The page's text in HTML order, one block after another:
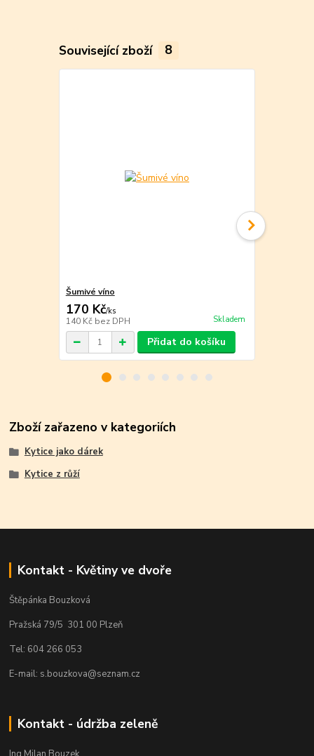
Související zboží 8
Šumivé víno
170 Kč/ks
140 Kč bez DPH Skladem
Přidat do košíku
Zboží zařazeno v kategoriích
Kytice jako dárek
Kytice z růží
Kontakt - Květiny ve dvoře
Štěpánka Bouzková
Pražská 79/5 301 00 Plzeň
Tel: 604 266 053
E-mail: s.bouzkova@seznam.cz
Kontakt - údržba zeleně